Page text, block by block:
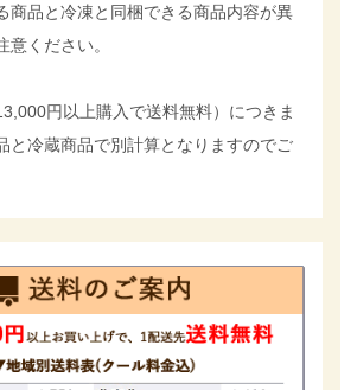
商品と冷凍と同梱できる商品内容が異
意ください。
円以上購入で送料無料）につきま
と冷蔵商品で別計算となりますのでご